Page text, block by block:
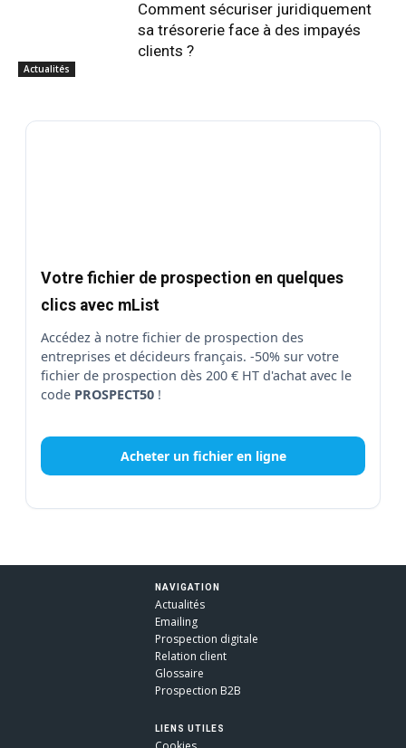
Actualités
Comment sécuriser juridiquement
sa trésorerie face à des impayés
clients ?
Votre fichier de prospection en quelques
clics avec mList
Accédez à notre fichier de prospection des
entreprises et décideurs français. -50% sur votre
fichier de prospection dès 200 € HT d'achat avec le
code PROSPECT50 !
Acheter un fichier en ligne
NAVIGATION
Actualités
Emailing
Prospection digitale
Relation client
Glossaire
Prospection B2B
LIENS UTILES